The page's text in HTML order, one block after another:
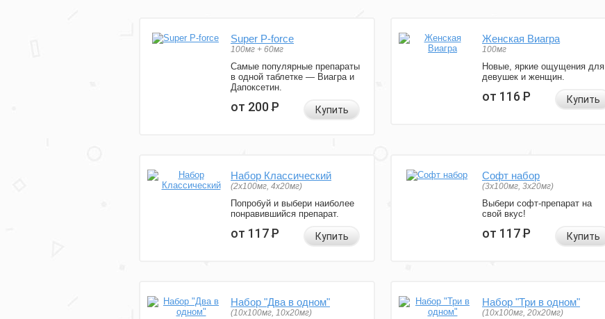
Super P-force
100мг + 60мг
Самые популярные препараты
в одной таблетке — Виагра и
Дапоксетин.
от 200Р Купить
Женская Виагра
100мг
Новые, яркие ощущения для
девушек и женщин.
от 116Р Купить
Набор Классический
(2x100мг, 4x20мг)
Попробуй и выбери наиболее
понравившийся препарат.
от 117Р Купить
Софт набор
(3x100мг, 3x20мг)
Выбери софт-препарат на
свой вкус!
от 117Р Купить
Набор "Два в одном"
(10x100мг, 10x20мг)
Набор "Три в одном"
(10x100мг, 20x20мг)